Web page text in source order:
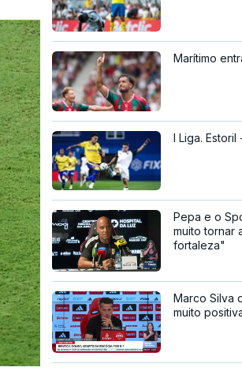
Marítimo
I Liga. Estoril
Pepa e o
muito tornar
fortaleza"
Marco Silva
muito